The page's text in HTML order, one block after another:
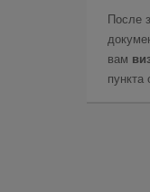
После
вам
пункта